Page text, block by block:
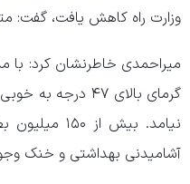
وزارت راه کاهش یافت، گفت: متوسط عبور از ۱۵ ساعت
گرمای بالای
آشامیدنی بهداشتی و خنک